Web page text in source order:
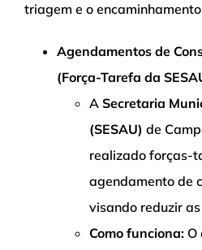
triagem e o
Agendamentos de
(Força-Tarefa da
A Secretaria
(SESAU) de
realizado forças-
agendamento de
visando reduzir
Como funciona: O